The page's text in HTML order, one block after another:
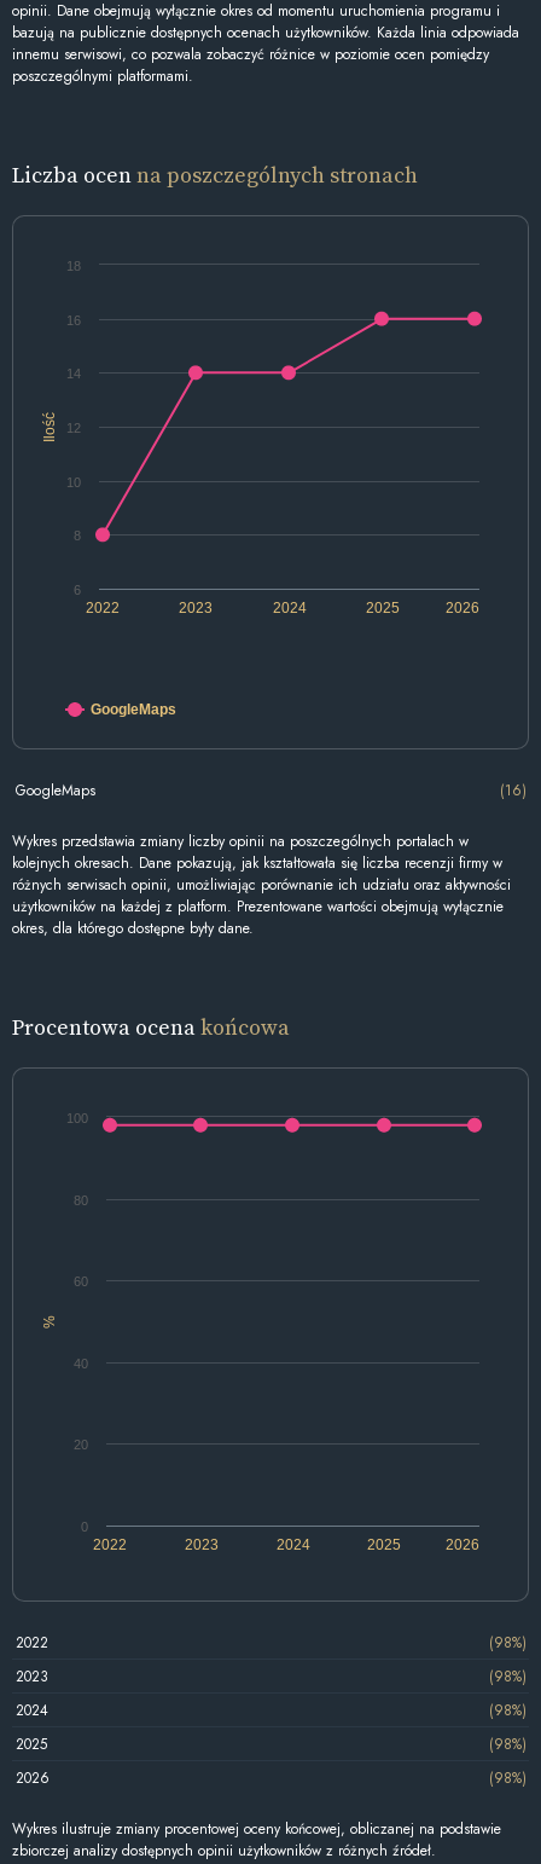
opinii. Dane obejmują wyłącznie okres od momentu uruchomienia programu i
bazują na publicznie dostępnych ocenach użytkowników. Każda linia odpowiada
innemu serwisowi, co pozwala zobaczyć różnice w poziomie ocen pomiędzy
poszczególnymi platformami.
Liczba ocenna poszczególnych stronach
Ilość
2022 2024 2026
2023 2025
6
8
10
12
14
16
18
GoogleMaps
GoogleMaps (16)
Wykres przedstawia zmiany liczby opinii na poszczególnych portalach w
kolejnych okresach. Dane pokazują, jak kształtowała się liczba recenzji firmy w
różnych serwisach opinii, umożliwiając porównanie ich udziału oraz aktywności
użytkowników na każdej z platform. Prezentowane wartości obejmują wyłącznie
okres, dla którego dostępne były dane.
Procentowa ocenakońcowa
%
2022 2024 2026
2023 2025
0
20
40
60
80
100
2022
(98%)
2023
(98%)
2024
(98%)
2025
(98%)
2026
(98%)
Wykres ilustruje zmiany procentowej oceny końcowej, obliczanej na podstawie
zbiorczej analizy dostępnych opinii użytkowników z różnych źródeł.